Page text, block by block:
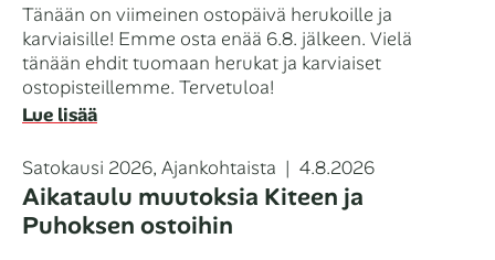
Tänään on viimeinen ostopäivä herukoille ja
karviaisille! Emme osta enää 6.8. jälkeen. Vielä
tänään ehdit tuomaan herukat ja karviaiset
ostopisteillemme. Tervetuloa!
Lue lisää
Kategoriat
Satokausi 2026, Ajankohtaista Julkaistu
4.8.2026
Aikataulu muutoksia Kiteen ja
Puhoksen ostoihin